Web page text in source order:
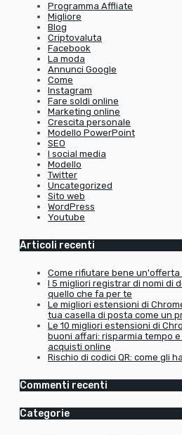
Programma Affliate
Migliore
Blog
Criptovaluta
Facebook
La moda
Annunci Google
Come
Instagram
Fare soldi online
Marketing online
Crescita personale
Modello PowerPoint
SEO
I social media
Modello
Twitter
Uncategorized
Sito web
WordPress
Youtube
Articoli recenti
Come rifiutare bene un'offerta
I 5 migliori registrar di nomi di
quello che fa per te
Le migliori estensioni di
tua casella di posta come un
Le 10 migliori estensioni di
buoni affari: risparmia tempo
acquisti online
Rischio di codici QR: come gli
Commenti recenti
Categorie